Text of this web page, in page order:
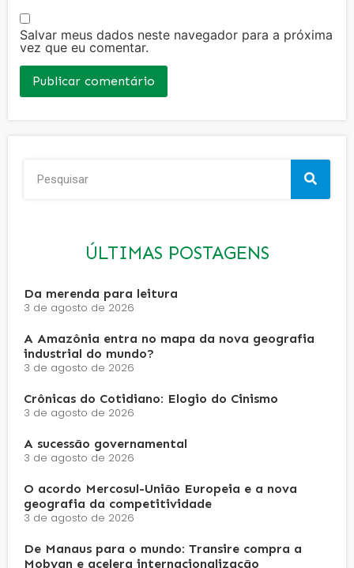
Salvar meus dados neste navegador para a próxima
vez que eu comentar.
ÚLTIMAS POSTAGENS
Da merenda para leitura
3 de agosto de 2026
A Amazônia entra no mapa da nova geografia
industrial do mundo?
3 de agosto de 2026
Crônicas do Cotidiano: Elogio do Cinismo
3 de agosto de 2026
A sucessão governamental
3 de agosto de 2026
O acordo Mercosul-União Europeia e a nova
geografia da competitividade
3 de agosto de 2026
De Manaus para o mundo: Transire compra a
Mobyan e acelera internacionalização